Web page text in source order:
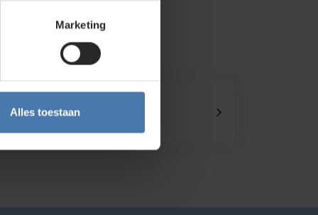
Marketing
Alles toestaanOnze showroom